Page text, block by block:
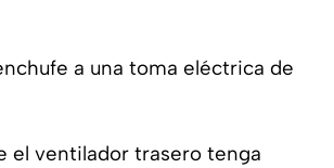
a una toma eléctrica de
el ventilador trasero tenga